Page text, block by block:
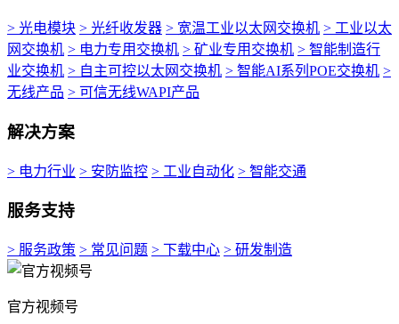
> 光电模块 > 光纤收发器 > 宽温工业以太网交换机 > 工业以太
网交换机 > 电力专用交换机 > 矿业专用交换机 > 智能制造行
业交换机 > 自主可控以太网交换机 > 智能AI系列POE交换机 >
无线产品 > 可信无线WAPI产品
解决方案
> 电力行业 > 安防监控 > 工业自动化 > 智能交通
服务支持
> 服务政策 > 常见问题 > 下载中心 > 研发制造
官方视频号